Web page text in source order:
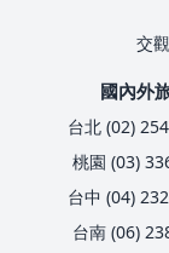
交
國內外
台北 (02)
桃園 (03)
台中 (04)
台南 (06)